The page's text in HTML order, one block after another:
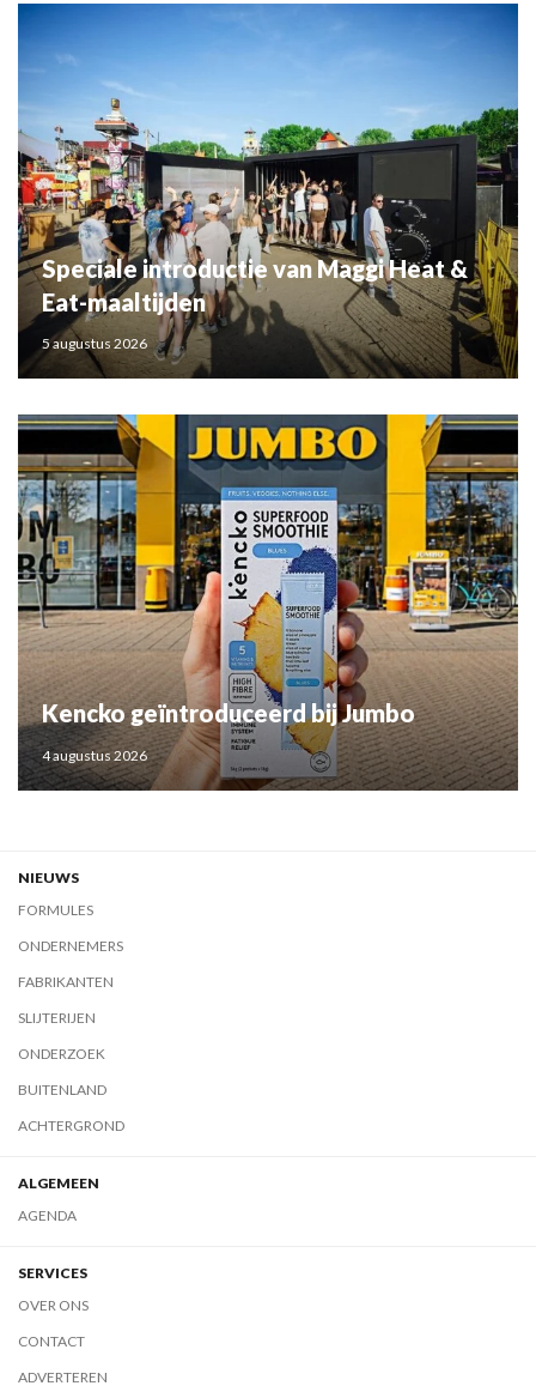
Speciale introductie van Maggi Heat &
Eat-maaltijden
5 augustus 2026
Kencko geïntroduceerd bij Jumbo
4 augustus 2026
NIEUWS
FORMULES
ONDERNEMERS
FABRIKANTEN
SLIJTERIJEN
ONDERZOEK
BUITENLAND
ACHTERGROND
ALGEMEEN
AGENDA
SERVICES
OVER ONS
CONTACT
ADVERTEREN